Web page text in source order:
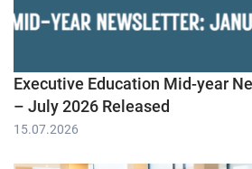
Executive Education Mid-year
– July 2026 Released
15.07.2026